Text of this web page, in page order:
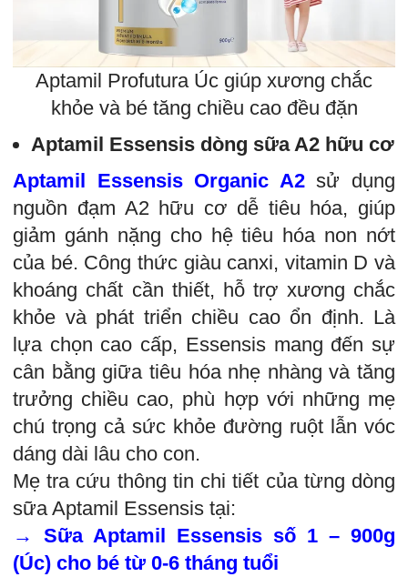
Aptamil Profutura Úc giúp xương chắc
khỏe và bé tăng chiều cao đều đặn
Aptamil Essensis dòng sữa A2 hữu cơ
Aptamil Essensis Organic A2sử dụng
nguồn đạm A2 hữu cơ dễ tiêu hóa, giúp
giảm gánh nặng cho hệ tiêu hóa non nớt
của bé. Công thức giàu canxi, vitamin D và
khoáng chất cần thiết, hỗ trợ xương chắc
khỏe và phát triển chiều cao ổn định. Là
lựa chọn cao cấp, Essensis mang đến sự
cân bằng giữa tiêu hóa nhẹ nhàng và tăng
trưởng chiều cao, phù hợp với những mẹ
chú trọng cả sức khỏe đường ruột lẫn vóc
dáng dài lâu cho con.
Mẹ tra cứu thông tin chi tiết của từng dòng
sữa Aptamil Essensis tại:
→ Sữa Aptamil Essensis số 1 – 900g
(Úc) cho bé từ 0-6 tháng tuổi